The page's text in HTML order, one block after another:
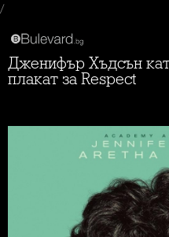
/
Дженифър Хъдсън като Арета Франклин на
плакат за Respect